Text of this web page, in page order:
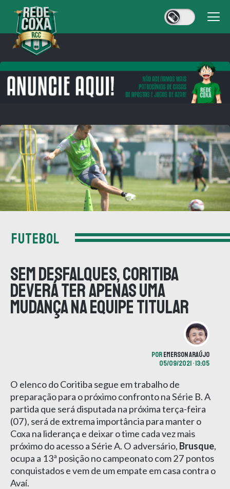
FUTEBOL
Sem desfalques, Coritiba
deverá ter apenas uma
mudança na equipe titular
POREMERSON ARAÚJO
05/09/2021 • 13:05
O elenco do Coritiba segue em trabalho de
preparação para o próximo confronto na Série B. A
partida que será disputada na próxima terça-feira
(07), será de extrema importância para manter o
Coxa na liderança e deixar o time cada vez mais
próximo do acesso a Série A. O adversário, Brusque,
ocupa a 13ª posição no campeonato com 27 pontos
conquistados e vem de um empate em casa contra o
Avaí.